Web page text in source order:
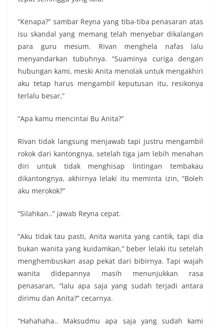
“Kenapa?” sambar Reyna yang tiba-tiba penasaran atas
isu skandal yang memang telah menyebar dikalangan
para guru mesum. Rivan menghela nafas lalu
menyandarkan tubuhnya. “Suaminya curiga dengan
hubungan kami, meski Anita menolak untuk mengakhiri
aku tetap harus mengambil keputusan itu, resikonya
terlalu besar,”
“Apa kamu mencintai Bu Anita?”
Rivan tidak langsung menjawab tapi justru mengambil
rokok dari kantongnya, setelah tiga jam lebih menahan
diri untuk tidak menghisap lintingan tembakau
dikantongnya, akhirnya lelaki itu meminta izin, “Boleh
aku merokok?”
“Silahkan..” jawab Reyna cepat.
“Aku tidak tau pasti, Anita wanita yang cantik, tapi dia
bukan wanita yang kuidamkan,” beber lelaki itu setelah
menghembuskan asap pekat dari bibirnya. Tapi wajah
wanita didepannya masih menunjukkan rasa
penasaran, “lalu apa saja yang sudah terjadi antara
dirimu dan Anita?” cecarnya.
“Hahahaha.. Maksudmu apa saja yang sudah kami